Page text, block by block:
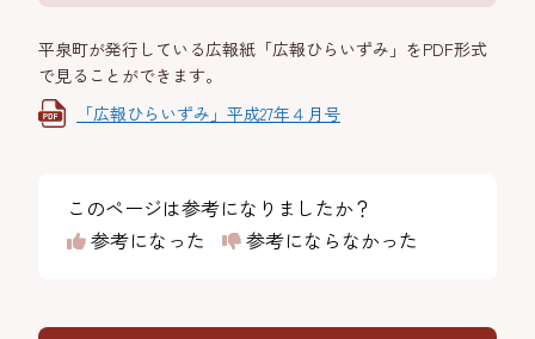
平泉町が発行している広報紙「広報ひらいずみ」をPDF形式
で見ることができます。
「広報ひらいずみ」平成27年４月号
このページは参考になりましたか？
参考になった
参考にならなかった